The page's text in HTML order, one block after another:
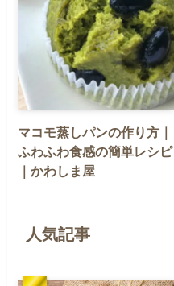
マコモ蒸しパンの作り方｜
ふわふわ食感の簡単レシピ
｜かわしま屋
人気記事